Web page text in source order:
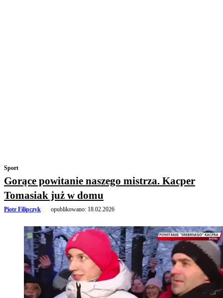
Sport
Gorące powitanie naszego mistrza. Kacper
Tomasiak już w domu
Piotr Filipczyk opublikowano: 18.02.2026